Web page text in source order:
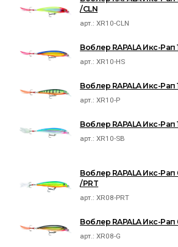
/CLN
арт.:XR10-CLN
Воблер RAPALA Икс-Рап
арт.:XR10-HS
Воблер RAPALA Икс-Рап
арт.:XR10-P
Воблер RAPALA Икс-Рап
арт.:XR10-SB
Воблер RAPALA Икс-Рап
/PRT
арт.:XR08-PRT
Воблер RAPALA Икс-Рап
арт.:XR08-G